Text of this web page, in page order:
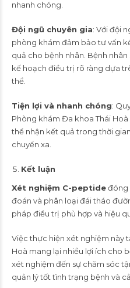
nhanh chóng.
Đội ngũ chuyên gia: Với đội
phòng khám đảm bảo tư vấn
quả cho bệnh nhân. Bệnh
kế hoạch điều trị rõ ràng dựa
thể.
Tiện lợi và nhanh chóng:
Phòng khám Đa khoa Thái
thể nhận kết quả trong thời
chuyển xa.
Kết luận
Xét nghiệm C-peptideđóng
đoán và phân loại đái tháo
pháp điều trị phù hợp và hiệu
Việc thực hiện xét nghiệm này
Hoà mang lại nhiều lợi ích cho
xét nghiệm đến sự chăm sóc
quản lý tốt tình trạng bệnh và